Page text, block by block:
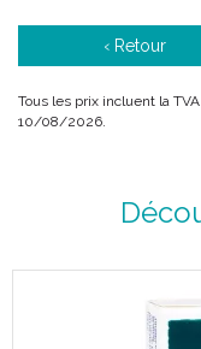
homéopathique.
en dermatologie et en
‹ Retour
Tous les prix incluent la
10/08/2026.